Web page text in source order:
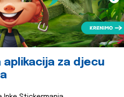
aplikacija za djecu